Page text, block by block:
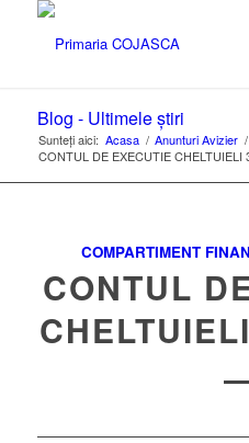
Blog - Ultimele știri
Sunteți aici: Acasa / Anunturi Avizier /
CONTUL DE EXECUTIE CHELTUIELI
COMPARTIMENT
CONTUL